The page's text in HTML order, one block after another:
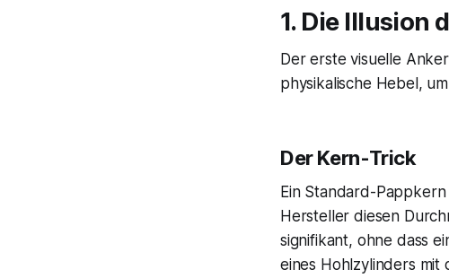
1. Die Illusion
Der erste visuelle
physikalische Hebel,
Der Kern-Trick
Ein Standard-
Hersteller diesen
signifikant, ohne dass
eines Hohlzylinders mit